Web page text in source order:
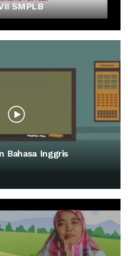
SMPLB
Bahasa Inggris